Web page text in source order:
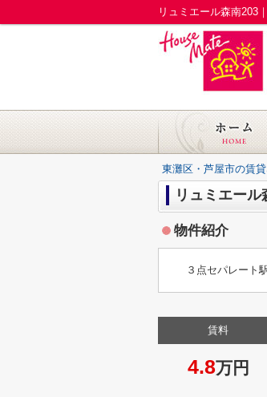
東灘区・芦屋市の賃
リュミエール
物件紹介
３点セパレート
賃料
4.8万円